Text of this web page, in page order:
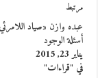
مرتبط
عبده وازن «صياد
أسئلة الوجود
يناير 23, 2015
في "قراءات"